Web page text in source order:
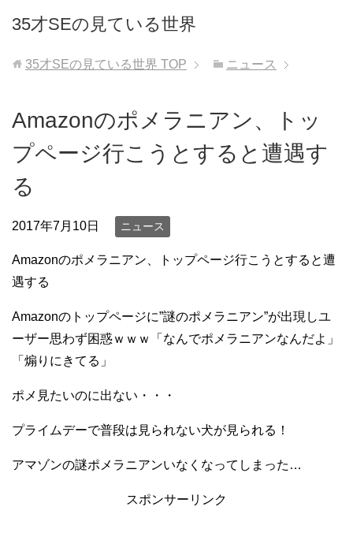
35才SEの見ている世界
35才SEの見ている世界 TOP ニュース
Amazonのポメラニアン、トッ
プページ行こうとすると遭遇す
る
2017年7月10日 ニュース
Amazonのポメラニアン、トップページ行こうとすると遭
遇する
Amazonのトップページに”謎のポメラニアン”が出現しユ
ーザー思わず困惑ｗｗｗ「なんでポメラニアンなんだよ」
「煽りにきてる」
ポメ見たいのに出ない・・・
プライムデーで普段は見られない犬が見られる！
アマゾンの謎ポメラニアンいなくなってしまった…
スポンサーリンク